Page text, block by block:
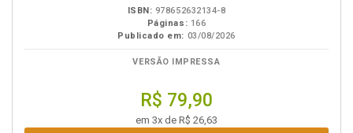
ISBN: 978652632134-8
Páginas: 166
Publicado em: 03/08/2026
VERSÃO IMPRESSA
R$ 79,90
em 3x de R$ 26,63